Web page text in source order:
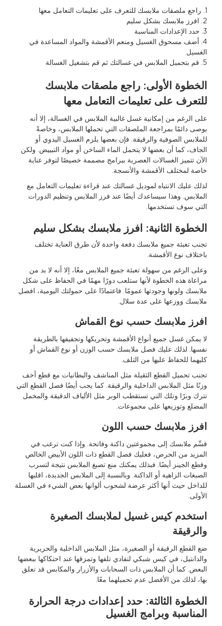
2. افرز ملابسك بشكل سليم
3. حدد الإعدادات المناسبة
4. أضف مسحوق الغسيل ومنعم الأقمشة والمواد المساعدة في
الغسيل
5. قم بتحميل الملابس في غسالتك ثم قم بتشغيل الغسالة
الخطوة الأولى: راجع ملصقات ملابسك
للتعرف على تعليمات التعامل معها
على الرغم من إمكانية غسل غالبية الملابس في الغسالة، إلا أنه
يوصى دائمًا بمراجعة الملصقات التي تحملها الملابس، وخاصةً
للملابس الصوفية والرقيقة. فإن بعضها يلزم الغسيل اليدوي أو
الجاف، كما أن بعضها لا يتحمل الماء الساخن أو مواد التبييض. ولكن
الآن تتميز الغسالات العصرية ببرامج مصممة خصيصًا لتوفر عناية
خاصة لمختلف الأقمشة والأنسجة.
لذلك عليك الانتباه لموديل غسالتك عند قراءة تعليمات التعامل مع
الملابس. وهذا سيساعدك أيضًا عند فرز الملابس وتنظيم الدورات
التي سوف تستخدمها.
الخطوة الثانية: افرز ملابسك بشكل سليم
تجنب تعبئة جميع ملابسك دفعة واحدة لأن طرق العناية تختلف
باختلاف نوع الأقمشة.
وعلى الرغم من سهولة تعبئة جميع الملابس معًا، إلا أنه لا بد من
مراعاة هذه الخطوة لأنها ستلعب دورًا مهمًا في الحفاظ على شكل
ملابسك ولونها وجودتها عمومًا. فاعتمادًا على حمولتك اليومية، افصل
ملابسك ووزعها على عدة سلال.
افرز ملابسك حسب نوع القماش
لا يمكن غسل جميع أنواع الأقمشة وتحريكها وتجفيفها بالطريقة
نفسها. لذلك عليك فصل ملابسك حسب الوزن أو نوع القماش أو
كليهما للحفاظ عليها من التلف.
تجنب تحميل القطع الثقيلة مثل المناشف والبطانيات مع قطع أخف
وزنًا مثل الملابس الداخلية والرقيقة. كما يجب أيضًا فصل القطع التي
تترك وبرًا وتلك التي تستقطب الوبر مثل الألياف الدقيقة والمخمل
المضلع وتوزيعها على مجموعات.
افرز ملابسك حسب اللون
قسِّم ملابسك إلى مجموعتين داكنة وفاتحة. وإذا كنت ترغب في
المزيد من الحرص، فعليك فصل القطع ذات اللون الأبيض الخالص
وقطع الجينز أيضًا. فبذلك يمكنك منع تصبغ الملابس نتيجة لتسرب
الصبغات الزاهية أو الداكنة. وبالنسبة إلى الملابس الجديدة، اقلبها
للداخل حيث أنها أكثر عرضة لشحوب ألوانها بعض الشيء في الغسلة
الأولى.
استخدم كيس غسيل لملابسك الصغيرة
والرقيقة
ضع القطع الرقيقة أو الصغيرة، مثل الملابس الداخلية والحريرية
والدانتيل، في كيس شبكي لتفادي تلفها وتمزقها عند احتكاكها ببعضها
البعض. كما أن الملابس ذات السحابات والأزرار والمكابس قد تعلق
بها، لذلك من الأفضل عدم تحميلهما معًا.
الخطوة الثالثة: حدد إعدادات درجة الحرارة
المناسبة وبرامج الغسيل